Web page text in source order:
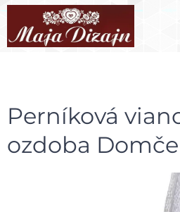
Perníková
ozdoba